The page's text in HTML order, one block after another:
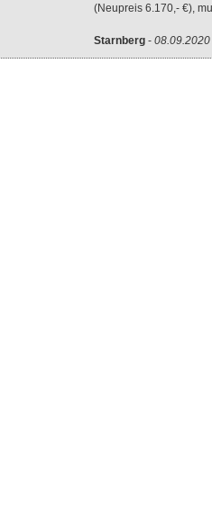
(Neupreis 6.170,- €),
Starnberg - 08.09.2020